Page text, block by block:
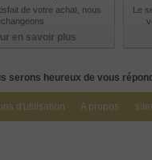
de votre achat, nous
en savoir plus
Le
serons heureux de vous
d'utilisation A propos